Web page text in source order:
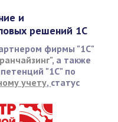
и
решений 1С
фирмы "1С"
, а также
"1С" по
учету, статус